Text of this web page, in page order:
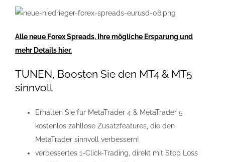
Alle neue Forex Spreads, Ihre mögliche Ersparung und
mehr Details hier.
TUNEN, Boosten Sie den MT4 & MT5
sinnvoll
Erhalten Sie für MetaTrader 4 & MetaTrader 5
kostenlos zahllose Zusatzfeatures, die den
MetaTrader sinnvoll verbessern!
verbessertes 1-Click-Trading, direkt mit Stop Loss